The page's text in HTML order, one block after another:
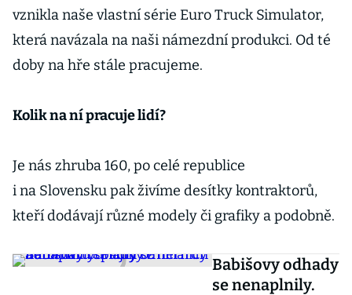
vznikla naše vlastní série Euro Truck Simulator,
která navázala na naši námezdní produkci. Od té
doby na hře stále pracujeme.
Kolik na ní pracuje lidí?
Je nás zhruba 160, po celé republice
i na Slovensku pak živíme desítky kontraktorů,
kteří dodávají různé modely či grafiky a podobně.
Babišovy odhady
se nenaplnily.